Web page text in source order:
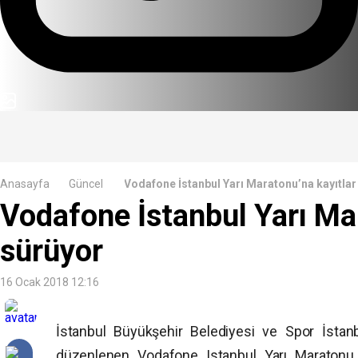
Anasayfa Güncel Vodafone İstanbul Yarı Maratonu’na
Vodafone İstanbul Yarı
sürüyor
16 Ocak 2018 12:16
İstanbul Büyükşehir Belediyesi ve Spor